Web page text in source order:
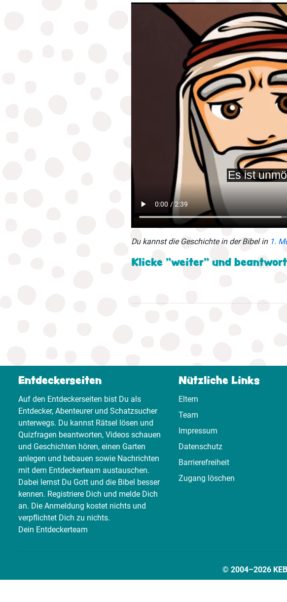
Du kannst die Geschichte in der Bibel in 1.
Klicke "weiter" und
Entdeckerseiten
Auf den Entdeckerseiten bist Du als
Entdecker, Abenteurer und Schatzsucher
unterwegs. Du kannst Rätsel lösen und
Quizfragen beantworten, Videos schauen
und Geschichten hören, einen Garten
anlegen und bebauen sowie Nachrichten
mit dem Entdeckerteam austauschen.
Dabei lernst Du Gott und die Bibel besser
kennen. Registriere Dich und melde Dich
an. Die Anmeldung kostet nichts und
verpflichtet Dich zu nichts.
Dein Entdeckerteam
Nützliche Links
Eltern
Team
Impressum
Datenschutz
Barrierefreiheit
Zugang löschen
© 2004–2026